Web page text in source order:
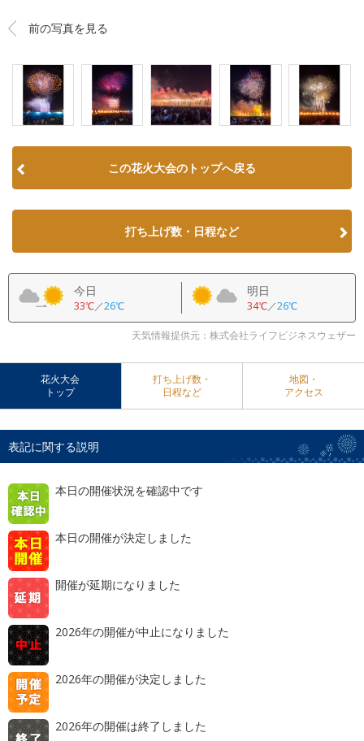
前の写真を見る
この花火大会のトップへ戻る
打ち上げ数・日程など
今日
33℃／26℃
明日
34℃／26℃
天気情報提供元：株式会社ライフビジネスウェザー
花火大会
トップ
打ち上げ数・
日程など
地図・
アクセス
表記に関する説明
本日の開催状況を確認中です
本日の開催が決定しました
開催が延期になりました
2026年の開催が中止になりました
2026年の開催が決定しました
2026年の開催は終了しました